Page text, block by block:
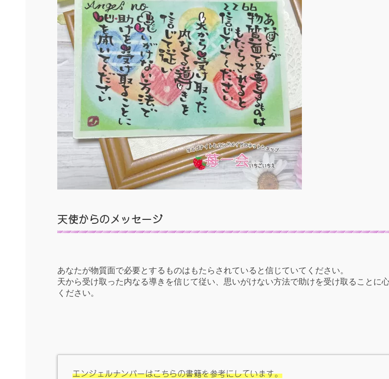
天使からのメッセージ
あなたが物質面で必要とするものはもたらされていると信じていてください。
天から受け取った内なる導きを信じて従い、思いがけない方法で助けを受け取ることに
ください。
エンジェルナンバーはこちらの書籍を参考にしています。